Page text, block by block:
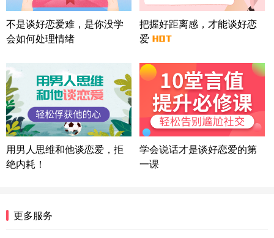
微信用户 Liberty 通过此页面咨询，已获得专属情感
方案
广东-广州 188****5632
湖北-武汉 135****7410
41分钟前
微信用户 困困魚? 通过此页面咨询，已获得专属情感
方案
陕西-西安 139****6283
3分钟前
情感方案
浙江-宁波 150****8921
不是谈好恋爱难，是你没学
会如何处理情绪
把握好距离感，才能谈好恋
爱
用男人思维和他谈恋爱，拒
绝内耗！
学会说话才是谈好恋爱的第
一课
更多服务